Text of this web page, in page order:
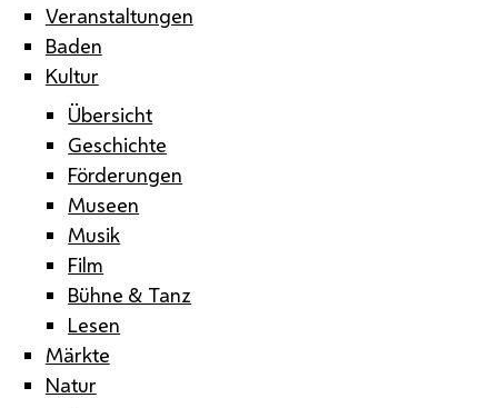
Veranstaltungen
Baden
Kultur
Übersicht
Geschichte
Förderungen
Museen
Musik
Film
Bühne & Tanz
Lesen
Märkte
Natur